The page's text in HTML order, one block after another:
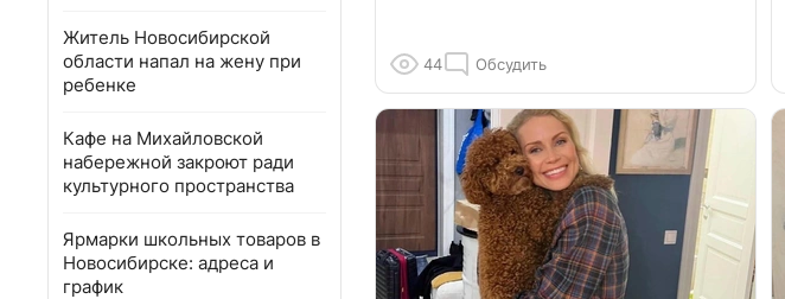
Житель Новосибирской
области напал на жену при
ребенке
Кафе на Михайловской
набережной закроют ради
культурного пространства
Ярмарки школьных товаров в
Новосибирске: адреса и
график
44 Обсудить